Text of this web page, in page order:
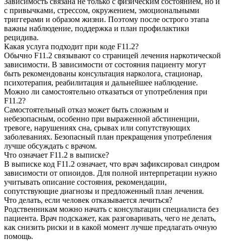
с привычками, стрессом, окружением, эмоциональными
триггерами и образом жизни. Поэтому после острого этапа
важны наблюдение, поддержка и план профилактики
рецидива.
Какая услуга подходит при коде F11.2?
Обычно F11.2 связывают со страницей лечения наркотической
зависимости. В зависимости от состояния пациенту могут
быть рекомендованы консультация нарколога, стационар,
психотерапия, реабилитация и дальнейшее наблюдение.
Можно ли самостоятельно отказаться от употребления при
F11.2?
Самостоятельный отказ может быть сложным и
небезопасным, особенно при выраженной абстиненции,
тревоге, нарушениях сна, срывах или сопутствующих
заболеваниях. Безопасный план прекращения употребления
лучше обсуждать с врачом.
Что означает F11.2 в выписке?
В выписке код F11.2 означает, что врач зафиксировал синдром
зависимости от опиоидов. Для полной интерпретации нужно
учитывать описание состояния, рекомендации,
сопутствующие диагнозы и предложенный план лечения.
Что делать, если человек отказывается лечиться?
Родственникам можно начать с консультации специалиста без
пациента. Врач подскажет, как разговаривать, чего не делать,
как снизить риски и в какой момент лучше предлагать очную
помощь.